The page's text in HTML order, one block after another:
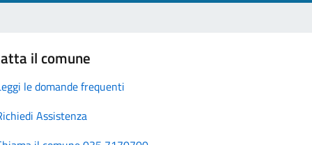
il comune
le domande frequenti
Assistenza